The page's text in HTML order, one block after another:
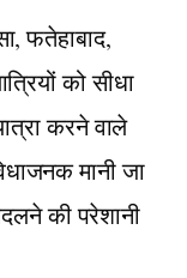
फतेहाबाद,
को सीधा
करने वाले
मानी जा
की परेशानी